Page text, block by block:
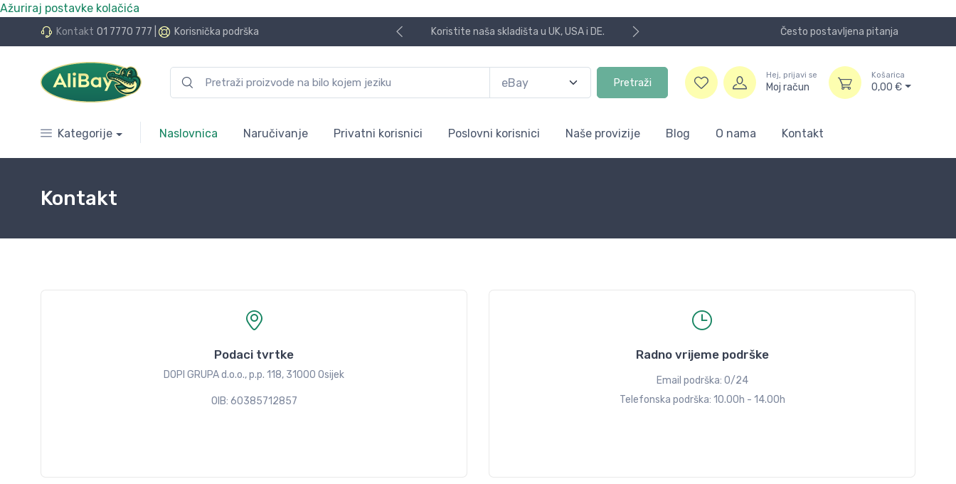
Ažuriraj postavke kolačića
Kontakt 01 7770 777 Korisnička podrška
Postali smo AliBay! Koristite naša skladišta u UK, USA i DE. Često postavljena pitanja
Pretraži
Hej, prijavi se
Moj račun
Košarica
0,00 €
Kategorije Naslovnica Naručivanje Privatni korisnici Poslovni korisnici Naše provizije Blog O nama Kontakt
Kontakt
Podaci tvrtke
DOPI GRUPA d.o.o., p.p. 118, 31000 Osijek
OIB: 60385712857
Radno vrijeme podrške
Email podrška: 0/24
Telefonska podrška: 10.00h - 14.00h